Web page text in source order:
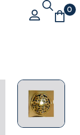
0